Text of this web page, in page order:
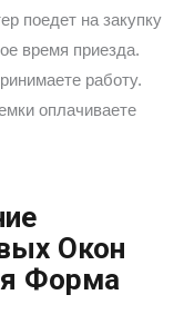
поедет на закупку
время приезда.
работу.
оплачиваете
Окон
Форма